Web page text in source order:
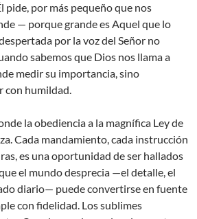
pide, por más pequeño que nos
— porque grande es Aquel que lo
por la voz del Señor no
sabemos que Dios nos llama a
medir su importancia, sino
con humildad.
la obediencia a la magnífica Ley de
Cada mandamiento, cada instrucción
es una oportunidad de ser hallados
el mundo desprecia —el detalle, el
diario— puede convertirse en fuente
con fidelidad. Los sublimes